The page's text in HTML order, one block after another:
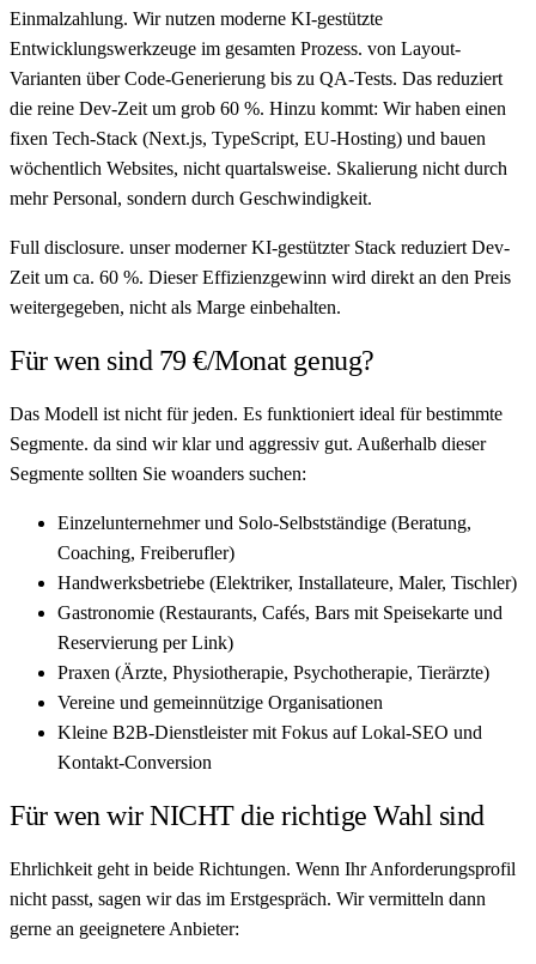
Einmalzahlung. Wir nutzen moderne KI-gestützte
Entwicklungswerkzeuge im gesamten Prozess. von Layout-
Varianten über Code-Generierung bis zu QA-Tests. Das reduziert
die reine Dev-Zeit um grob 60 %. Hinzu kommt: Wir haben einen
fixen Tech-Stack (Next.js, TypeScript, EU-Hosting) und bauen
wöchentlich Websites, nicht quartalsweise. Skalierung nicht durch
mehr Personal, sondern durch Geschwindigkeit.
Full disclosure. unser moderner KI-gestützter Stack reduziert Dev-
Zeit um ca. 60 %. Dieser Effizienzgewinn wird direkt an den Preis
weitergegeben, nicht als Marge einbehalten.
Für wen sind 79 €/Monat genug?
Das Modell ist nicht für jeden. Es funktioniert ideal für bestimmte
Segmente. da sind wir klar und aggressiv gut. Außerhalb dieser
Segmente sollten Sie woanders suchen:
Einzelunternehmer und Solo-Selbstständige (Beratung,
Coaching, Freiberufler)
Handwerksbetriebe (Elektriker, Installateure, Maler, Tischler)
Gastronomie (Restaurants, Cafés, Bars mit Speisekarte und
Reservierung per Link)
Praxen (Ärzte, Physiotherapie, Psychotherapie, Tierärzte)
Vereine und gemeinnützige Organisationen
Kleine B2B-Dienstleister mit Fokus auf Lokal-SEO und
Kontakt-Conversion
Für wen wir NICHT die richtige Wahl sind
Ehrlichkeit geht in beide Richtungen. Wenn Ihr Anforderungsprofil
nicht passt, sagen wir das im Erstgespräch. Wir vermitteln dann
gerne an geeignetere Anbieter: